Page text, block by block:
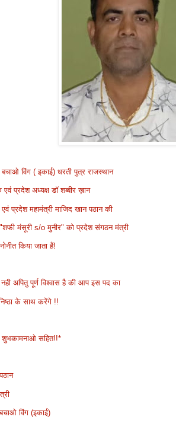
बचाओ विंग ( इकाई) धरती पुत्र राजस्थान
प्रदेश अध्यक्ष डॉ शब्बीर ख़ान
एवं प्रदेश महामंत्री माजिद खान पठान की
मंसूरी s/o मुनीर" को प्रदेश संगठन मंत्री
किया जाता हैं!
अपितु पूर्ण विश्वास है की आप इस पद का
निष्ठा के साथ करेंगे !!
सहित!!*
विंग (इकाई)